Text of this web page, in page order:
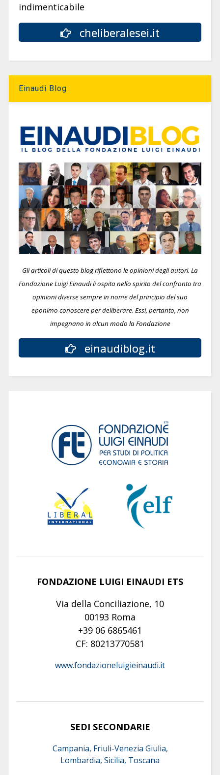
indimenticabile
cheliberalesei.it
Einaudi Blog
Gli articoli di questo blog riflettono le opinioni degli autori. La
Fondazione Luigi Einaudi li ospita nello spirito del confronto tra
opinioni diverse sempre in nome del principio del suo
eponimo conoscere per deliberare. Essi, pertanto, non
impegnano in alcun modo la Fondazione
einaudiblog.it
FONDAZIONE LUIGI EINAUDI ETS
Via della Conciliazione, 10
00193 Roma
+39 06 6865461
CF: 80213770581
www.fondazioneluigieinaudi.it
SEDI SECONDARIE
Campania, Friuli-Venezia Giulia,
Lombardia, Sicilia, Toscana